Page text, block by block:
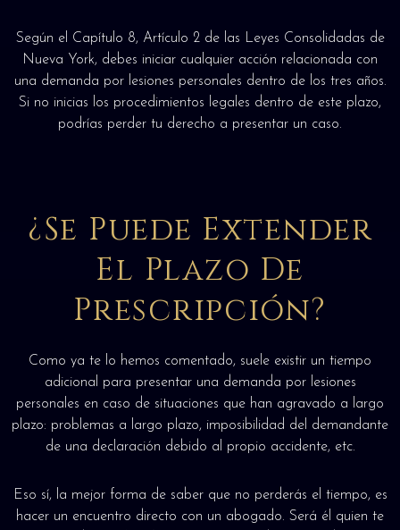
Según el Capítulo 8, Artículo 2 de las Leyes Consolidadas de
Nueva York, debes iniciar cualquier acción relacionada con
una demanda por lesiones personales dentro de los tres años.
Si no inicias los procedimientos legales dentro de este plazo,
podrías perder tu derecho a presentar un caso.
¿Se Puede Extender
El Plazo De
Prescripción?
Como ya te lo hemos comentado, suele existir un tiempo
adicional para presentar una demanda por lesiones
personales en caso de situaciones que han agravado a largo
plazo: problemas a largo plazo, imposibilidad del demandante
de una declaración debido al propio accidente, etc.
Eso sí, la mejor forma de saber que no perderás el tiempo, es
hacer un encuentro directo con un abogado. Será él quien te